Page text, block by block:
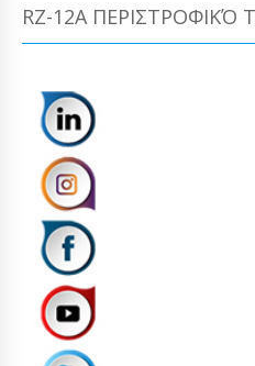
RZ-12A ΠΕΡΙΣΤΡΟΦΙΚΌ